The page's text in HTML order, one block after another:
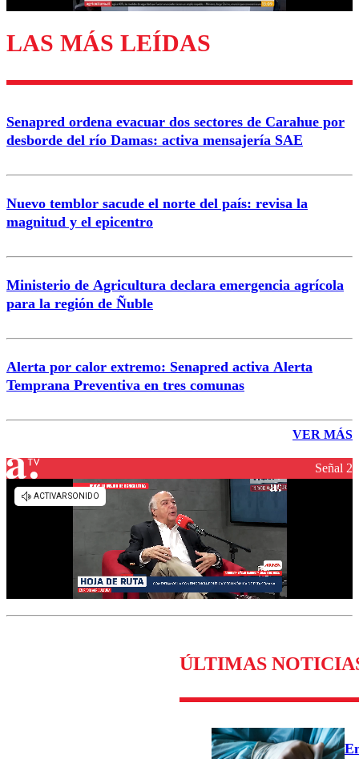
Enviar comentario
LAS MÁS LEÍDAS
Senapred ordena evacuar dos sectores de Carahue por
desborde del río Damas: activa mensajería SAE
Nuevo temblor sacude el norte del país: revisa la
magnitud y el epicentro
Ministerio de Agricultura declara emergencia agrícola
para la región de Ñuble
Alerta por calor extremo: Senapred activa Alerta
Temprana Preventiva en tres comunas
VER MÁS
Señal 2
ÚLTIMAS